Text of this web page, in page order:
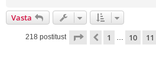
Vasta
218 postitust 12 . leht 15-st
Eelmine
1 10 11